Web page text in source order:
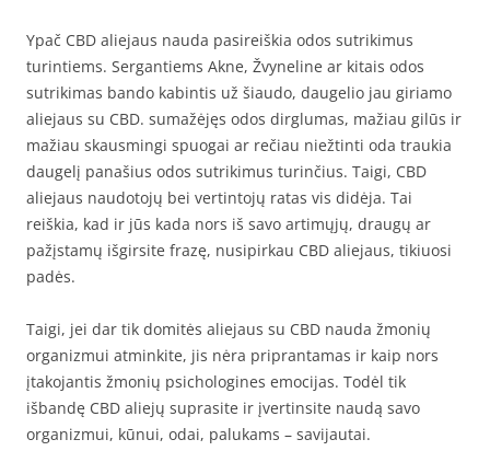
Ypač CBD aliejaus nauda pasireiškia odos sutrikimus
turintiems. Sergantiems Akne, Žvyneline ar kitais odos
sutrikimas bando kabintis už šiaudo, daugelio jau giriamo
aliejaus su CBD. sumažėjęs odos dirglumas, mažiau gilūs ir
mažiau skausmingi spuogai ar rečiau niežtinti oda traukia
daugelį panašius odos sutrikimus turinčius. Taigi, CBD
aliejaus naudotojų bei vertintojų ratas vis didėja. Tai
reiškia, kad ir jūs kada nors iš savo artimųjų, draugų ar
pažįstamų išgirsite frazę, nusipirkau CBD aliejaus, tikiuosi
padės.
Taigi, jei dar tik domitės aliejaus su CBD nauda žmonių
organizmui atminkite, jis nėra priprantamas ir kaip nors
įtakojantis žmonių psichologines emocijas. Todėl tik
išbandę CBD aliejų suprasite ir įvertinsite naudą savo
organizmui, kūnui, odai, palukams – savijautai.